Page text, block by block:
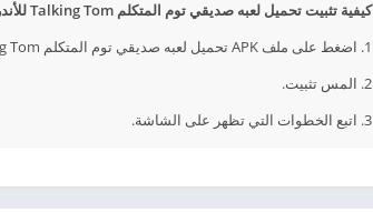
كيفية تثبيت تحميل لعبه صديقي توم المتكلم Talking Tom للأندرويد وللأيفون أخر اصدار APK؟
1. اضغط على ملف APK تحميل لعبه صديقي توم المتكلم Talking Tom للأندرويد وللأيفون أخر اصدار الذي تم تنزيله.
2. المس تثبيت.
3. اتبع الخطوات التي تظهر على الشاشة.